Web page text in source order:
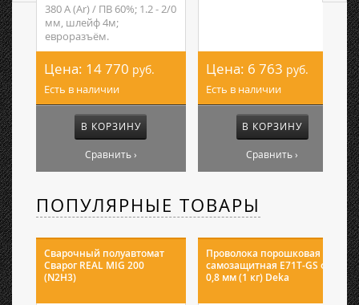
380 А (Ar) / ПВ 60%; 1.2 - 2/0
мм, шлейф 4м;
евроразъём.
Цена: 14 770 руб.
Есть в наличии
В КОРЗИНУ
Сравнить ›
Цена: 6 763 руб.
Есть в наличии
В КОРЗИНУ
Сравнить ›
ПОПУЛЯРНЫЕ ТОВАРЫ
Сварочный полуавтомат
Сварог REAL MIG 200
(N2H3)
Проволока порошковая
самозащитная E71T-GS ф
0,8 мм (1 кг) Deka